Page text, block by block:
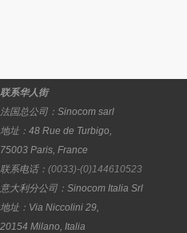
联系华人街
法国总公司： Sinocom sarl
地址： 48 Rue de Turbigo,
75003 Paris, France
联系电话： (0033)-(0)144610523
意大利分公司： Sinocom Italia Srl
地址： Via Niccolini 29,
20154 Milano, Italia